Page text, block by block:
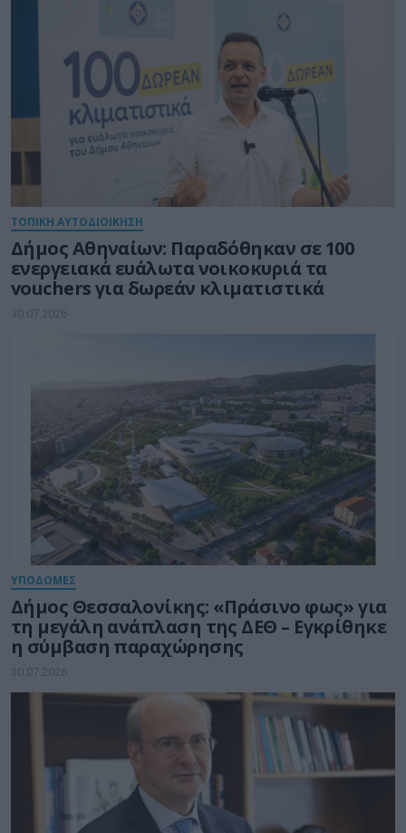
ΤΟΠΙΚΗ ΑΥΤΟΔΙΟΙΚΗΣΗ
Δήμος Αθηναίων: Παραδόθηκαν σε 100
ενεργειακά ευάλωτα νοικοκυριά τα
vouchers για δωρεάν κλιματιστικά
30.07.2026
ΥΠΟΔΟΜΕΣ
Δήμος Θεσσαλονίκης: «Πράσινο φως» για
τη μεγάλη ανάπλαση της ΔΕΘ – Εγκρίθηκε
η σύμβαση παραχώρησης
30.07.2026